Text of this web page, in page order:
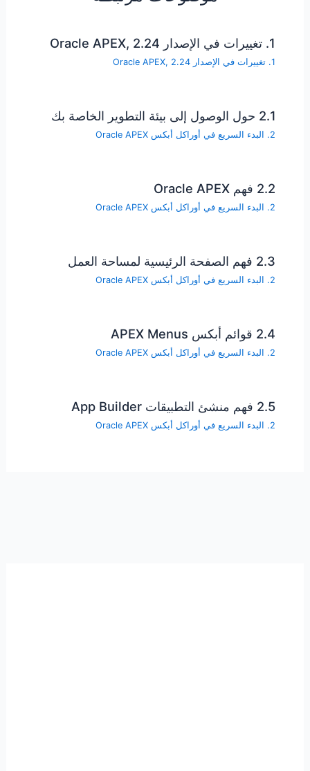
1. تغييرات في الإصدار Oracle APEX, 2.24
1. تغييرات في الإصدار Oracle APEX, 2.24
2.1 حول الوصول إلى بيئة التطوير الخاصة بك
2. البدء السريع في أوراكل أبكس Oracle APEX
2.2 فهم Oracle APEX
2. البدء السريع في أوراكل أبكس Oracle APEX
2.3 فهم الصفحة الرئيسية لمساحة العمل
2. البدء السريع في أوراكل أبكس Oracle APEX
2.4 قوائم أبكس APEX Menus
2. البدء السريع في أوراكل أبكس Oracle APEX
2.5 فهم منشئ التطبيقات App Builder
2. البدء السريع في أوراكل أبكس Oracle APEX